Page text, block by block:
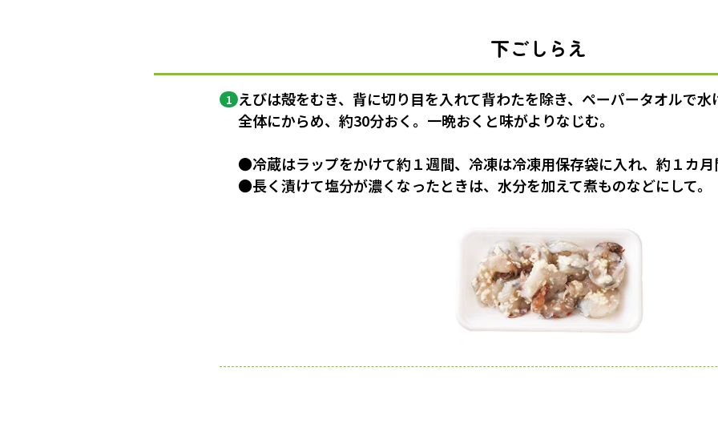
下ごしらえ
1 えびは殻をむき、背に切り目を入れて背わたを除き、ペーパータオルで
全体にからめ、約30分おく。一晩おくと味がよりなじむ。
●冷蔵はラップをかけて約１週間、冷凍は冷凍用保存袋に入れ、約１カ月
●長く漬けて塩分が濃くなったときは、水分を加えて煮ものなどにして。